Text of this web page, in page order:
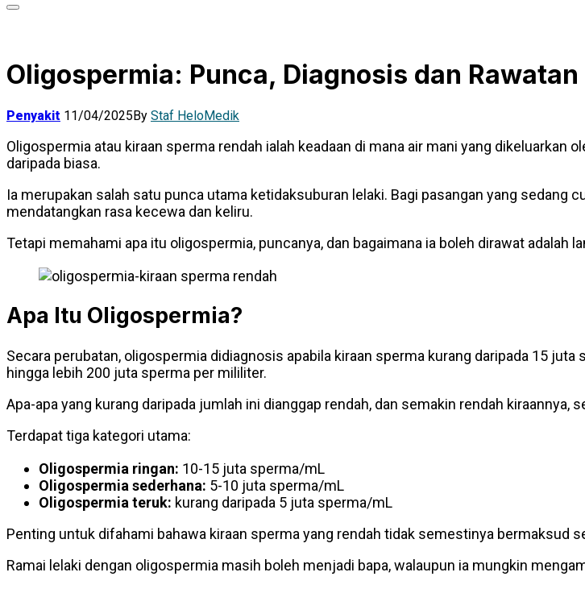
Oligospermia: Punca, Diagnosis dan Rawatan
Penyakit 11/04/2025By Staf HeloMedik
Oligospermia atau kiraan sperma rendah ialah keadaan di mana air mani yang
daripada biasa.
Ia merupakan salah satu punca utama ketidaksuburan lelaki. Bagi pasangan yang
mendatangkan rasa kecewa dan keliru.
Tetapi memahami apa itu oligospermia, puncanya, dan bagaimana ia boleh dirawat adalah
Apa Itu Oligospermia?
Secara perubatan, oligospermia didiagnosis apabila kiraan sperma kurang daripada 15
hingga lebih 200 juta sperma per mililiter.
Apa-apa yang kurang daripada jumlah ini dianggap rendah, dan semakin rendah
Terdapat tiga kategori utama:
Oligospermia ringan: 10-15 juta sperma/mL
Oligospermia sederhana: 5-10 juta sperma/mL
Oligospermia teruk: kurang daripada 5 juta sperma/mL
Penting untuk difahami bahawa kiraan sperma yang rendah tidak semestinya bermaksud
Ramai lelaki dengan oligospermia masih boleh menjadi bapa, walaupun ia mungkin